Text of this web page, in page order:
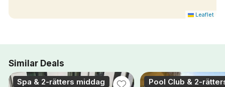
Leaflet
Similar Deals
Spa & 2-rätters middag Pool Club & 2-